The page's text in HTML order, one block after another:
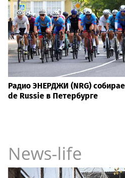
Радио ЭНЕРДЖИ (NRG)
de Russie в Петербурге
News-life